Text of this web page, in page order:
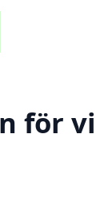
för